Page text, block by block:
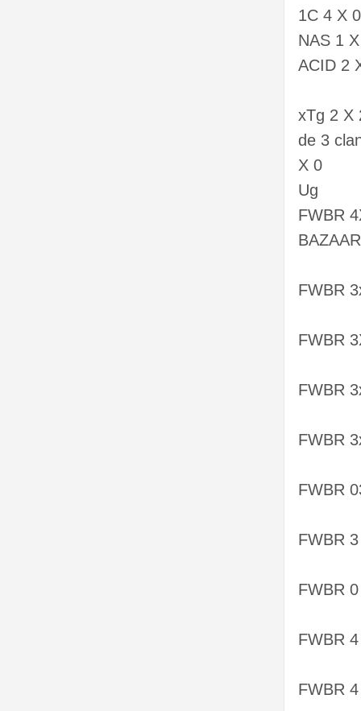
1C 4 X
NAS 1
ACID 2
xTg 2 X
de 3
X 0
Ug
FWBR
FWBR
FWBR
FWBR
FWBR
FWBR
FWBR
FWBR
FWBR
FWBR